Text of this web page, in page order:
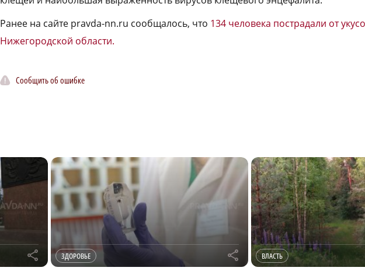
Ранее на сайте pravda-nn.ru сообщалось, что 134 человека пострадали от
Нижегородской области.
Сообщить об ошибке
r ЗДОРОВЬЕ r ВЛАСТЬ